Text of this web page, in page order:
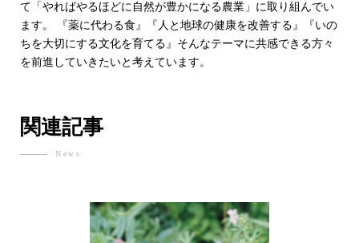
て「やればやるほどに自然が豊かになる農業」に取り組んでい
ます。 『薬に代わる食』『人と地球の健康を改善する』『いの
ちを大切にする文化を育てる』そんなテーマに共感できる方々
を前進していきたいと考えています。
関連記事
News